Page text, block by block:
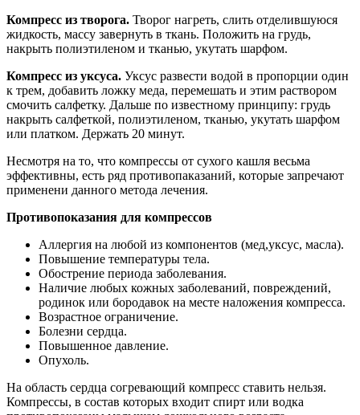
Компресс из творога. Творог нагреть, слить отделившуюся
жидкость, массу завернуть в ткань. Положить на грудь,
накрыть полиэтиленом и тканью, укутать шарфом.
Компресс из уксуса. Уксус развести водой в пропорции один
к трем, добавить ложку меда, перемешать и этим раствором
смочить салфетку. Дальше по известному принципу: грудь
накрыть салфеткой, полиэтиленом, тканью, укутать шарфом
или платком. Держать 20 минут.
Несмотря на то, что компрессы от сухого кашля весьма
эффективны, есть ряд противопаказаний, которые запречают
применени данного метода лечения.
Противопоказания для компрессов
Аллергия на любой из компонентов (мед,уксус, масла).
Повышение температуры тела.
Обострение периода заболевания.
Наличие любых кожных заболеваний, повреждений,
родинок или бородавок на месте наложения компресса.
Возрастное ограничение.
Болезни сердца.
Повышенное давление.
Опухоль.
На область сердца согревающий компресс ставить нельзя.
Компрессы, в состав которых входит спирт или водка